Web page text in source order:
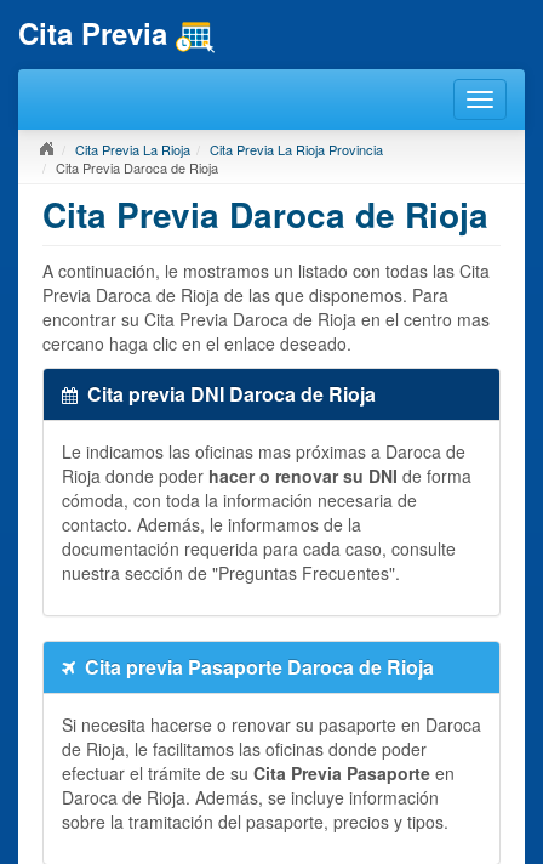
Cita Previa
Cita Previa La Rioja
Cita Previa La Rioja Provincia
Cita Previa Daroca de Rioja
Cita Previa Daroca de Rioja
A continuación, le mostramos un listado con todas las Cita
Previa Daroca de Rioja de las que disponemos. Para
encontrar su Cita Previa Daroca de Rioja en el centro mas
cercano haga clic en el enlace deseado.
Cita previa DNI Daroca de Rioja
Le indicamos las oficinas mas próximas a Daroca de
Rioja donde poder hacer o renovar su DNI de forma
cómoda, con toda la información necesaria de
contacto. Además, le informamos de la
documentación requerida para cada caso, consulte
nuestra sección de "Preguntas Frecuentes".
Cita previa Pasaporte Daroca de Rioja
Si necesita hacerse o renovar su pasaporte en Daroca
de Rioja, le facilitamos las oficinas donde poder
efectuar el trámite de su Cita Previa Pasaporte en
Daroca de Rioja. Además, se incluye información
sobre la tramitación del pasaporte, precios y tipos.